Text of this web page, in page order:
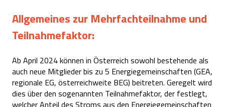
Allgemeines zur Mehrfachteilnahme und
Teilnahmefaktor:
Ab April 2024 können in Österreich sowohl bestehende als
auch neue Mitglieder bis zu 5 Energiegemeinschaften (GEA,
regionale EG, österreichweite BEG) beitreten. Geregelt wird
dies über den sogenannten Teilnahmefaktor, der festlegt,